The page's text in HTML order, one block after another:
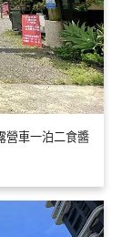
營車一泊二食醬